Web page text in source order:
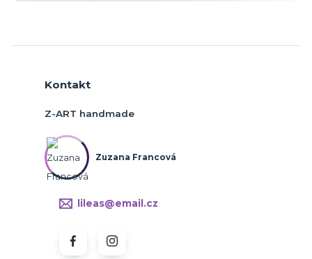
Kontakt
Z-ART handmade
Zuzana Francová
lileas@email.cz